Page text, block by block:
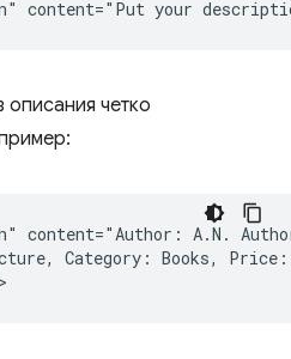
описания четко
content="Author: A.N.
Category: Books,